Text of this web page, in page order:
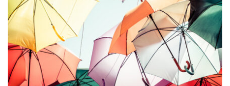
Column
Paul Rem